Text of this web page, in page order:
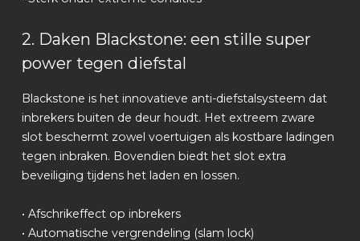
2. Daken Blackstone: een stille super
power tegen diefstal
Blackstone is het innovatieve anti-diefstalsysteem dat
inbrekers buiten de deur houdt. Het extreem zware
slot beschermt zowel voertuigen als kostbare ladingen
tegen inbraken. Bovendien biedt het slot extra
beveiliging tijdens het laden en lossen.
• Afschrikeffect op inbrekers
• Automatische vergrendeling (slam lock)